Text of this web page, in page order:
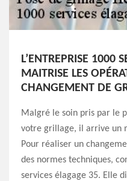
L’ENTREPRISE 1000
MAITRISE LES
CHANGEMENT DE
Malgré le soin pris par le
votre grillage, il arrive un
Pour réaliser un
des normes techniques,
services élagage 35. Elle